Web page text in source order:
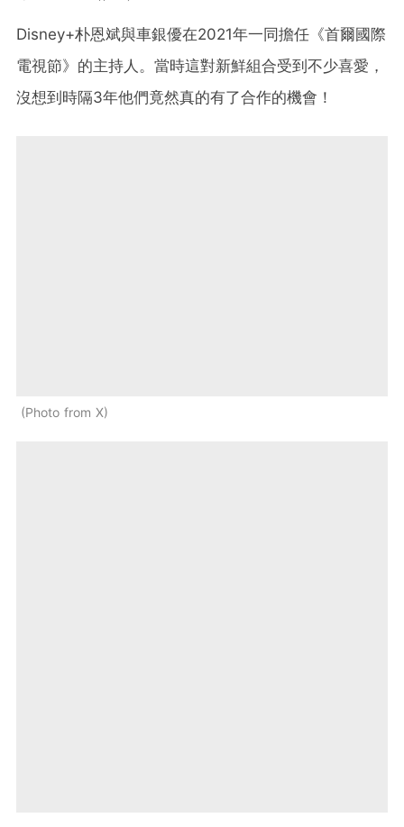
Disney+朴恩斌與車銀優在2021年一同擔任《首爾國際
電視節》的主持人。當時這對新鮮組合受到不少喜愛，
沒想到時隔3年他們竟然真的有了合作的機會！
Photo from X